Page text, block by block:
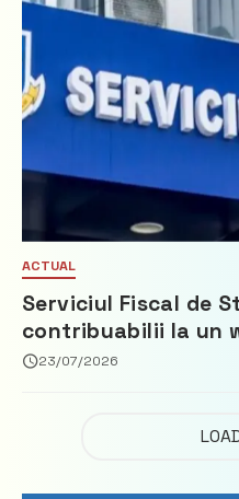
ACTUAL
Serviciul Fiscal de
contribuabilii la un
privind calculul
23/07/2026